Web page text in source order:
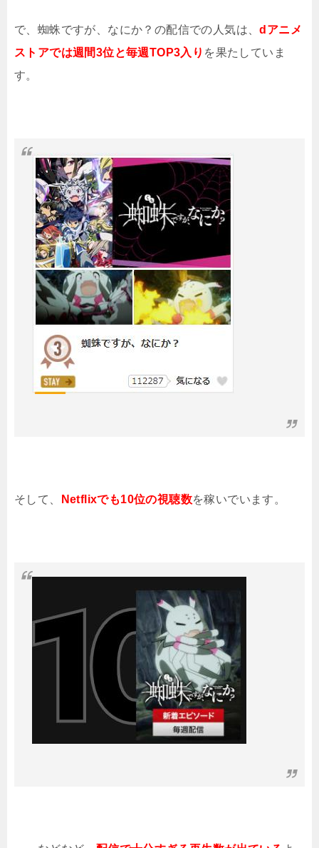
で、蜘蛛ですが、なにか？の配信での人気は、dアニメ
ストアでは週間3位と毎週TOP3入り を果たしていま
す。
そして、 Netflixでも10位の視聴数を稼いでいます。